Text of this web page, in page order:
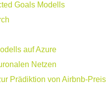
Goals Modells
auf Azure
Netzen
Prädiktion von Airbnb-